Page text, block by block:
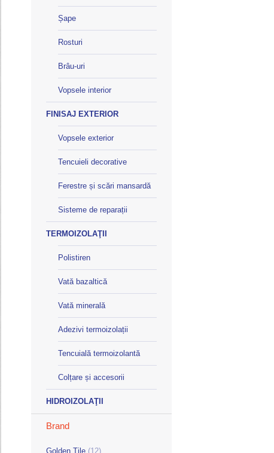
Șape
Rosturi
Brâu-uri
Vopsele interior
FINISAJ EXTERIOR
Vopsele exterior
Tencuieli decorative
Ferestre și scări mansardă
Sisteme de reparații
TERMOIZOLAŢII
Polistiren
Vată bazaltică
Vată minerală
Adezivi termoizolații
Tencuială termoizolantă
Colțare și accesorii
HIDROIZOLAŢII
Brand
Golden Tile (12)